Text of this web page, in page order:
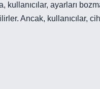
kullanıcılar, ayarları
Ancak, kullanıcılar,